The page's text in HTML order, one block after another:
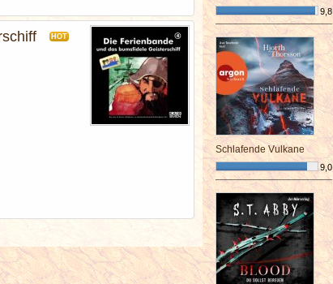
HOT
9,8
¯¯¯¯¯¯¯¯¯¯¯¯¯¯¯¯¯¯¯¯¯¯¯¯
Schlafende Vulkane
9,0
¯¯¯¯¯¯¯¯¯¯¯¯¯¯¯¯¯¯¯¯¯¯¯¯